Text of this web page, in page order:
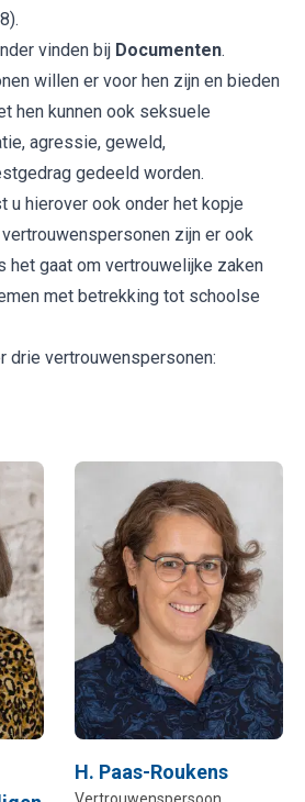
vinden bij Documenten.
willen er voor hen zijn en bieden
hen kunnen ook seksuele
agressie, geweld,
gedeeld worden.
u hierover ook onder het kopje
vertrouwenspersonen zijn er ook
het gaat om vertrouwelijke zaken
met betrekking tot schoolse
drie vertrouwenspersonen:
H. Paas-Roukens
Vertrouwenspersoon